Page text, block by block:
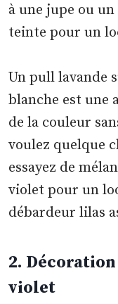
à une jupe ou
teinte pour un
Un pull lavande
blanche est une
de la couleur
voulez quelque
essayez de
violet pour un
débardeur lilas
2.
violet